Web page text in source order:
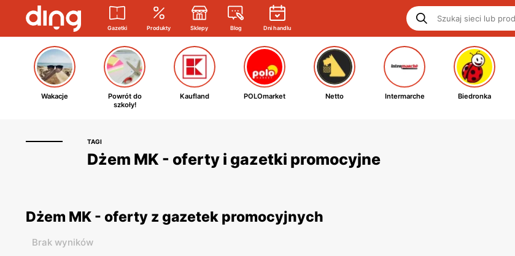
Gazetki Produkty Sklepy Blog Dni handlu
Wakacje
Powrót do
szkoły!
Kaufland POLOmarket Netto Intermarche Biedronka
TAGI
Dżem MK - oferty i gazetki promocyjne
Dżem MK - oferty z gazetek promocyjnych
Brak wyników